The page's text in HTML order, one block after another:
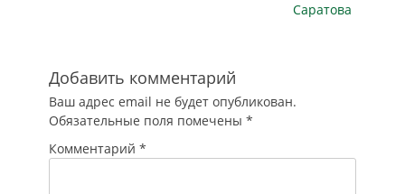
Саратова
Добавить комментарий
Ваш адрес email не будет опубликован.
Обязательные поля помечены *
Комментарий *